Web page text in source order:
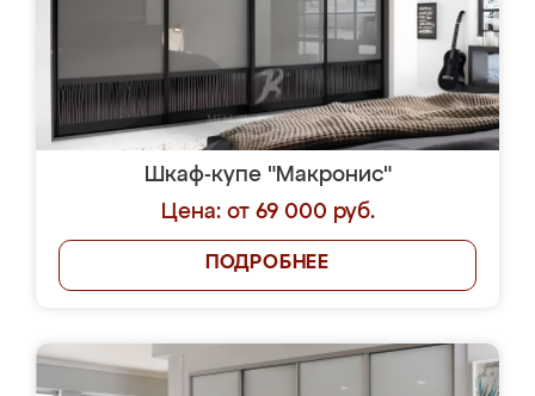
Шкаф-купе "Макронис"
Цена: от 69 000 руб.
ПОДРОБНЕЕ